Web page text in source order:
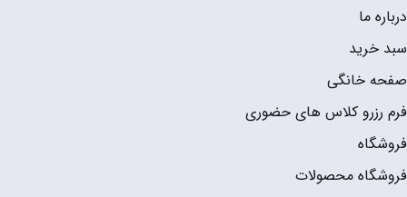
درباره ما
سبد خرید
صفحه خانگی
فرم رزرو کلاس های حضوری
فروشگاه
فروشگاه محصولات